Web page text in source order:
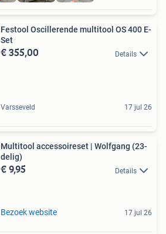
Festool Oscillerende multitool OS 400 E-
Set
€ 355,00 Details
Varsseveld 17 jul 26
Multitool accessoireset | Wolfgang (23-
delig)
€ 9,95 Details
Bezoek website 17 jul 26